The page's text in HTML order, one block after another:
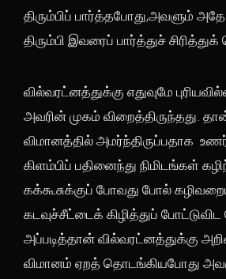
திரும்பிப் பார்த்தபோது,அவளும்
திரும்பி இவரைப் பார்த்துச்
வில்வரட்னத்துக்கு எதுவுமே
அவரின் முகம் விறைத்திருந்தது.
விமானத்தில் அமர்ந்திருப்பதாக
கிளம்பிப் பதினைந்து நிமிடங்கள்
கக்கூசுக்குப் போவது போல்
கடவுச்சீட்டைக் கிழித்துப்
அப்படித்தான் வில்வரட்னத்துக்கு
விமானம் ஏறத் தொடங்கியபோது